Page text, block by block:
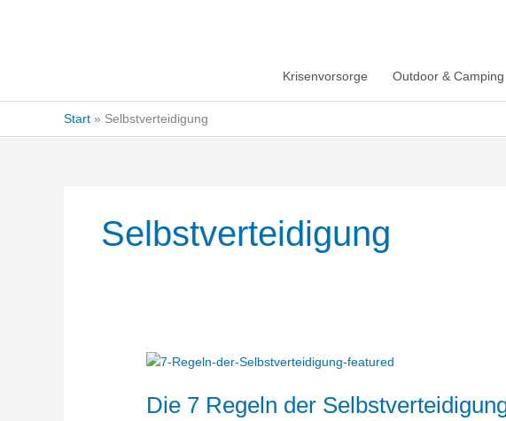
Krisenvorsorge Outdoor & Camping
Start Selbstverteidigung
Selbstverteidigung
Die 7 Regeln der